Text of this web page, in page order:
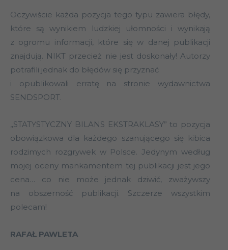
Oczywiście każda pozycja tego typu zawiera błędy,
które są wynikiem ludzkiej ułomności i wynikają
z ogromu informacji, które się w danej publikacji
znajdują. NIKT przecież nie jest doskonały! Autorzy
potrafili jednak do błędów się przyznać
i opublikowali erratę na stronie wydawnictwa
SENDSPORT.
„STATYSTYCZNY BILANS EKSTRAKLASY” to pozycja
obowiązkowa dla każdego szanującego się kibica
rodzimych rozgrywek w Polsce. Jedynym według
mojej oceny mankamentem tej publikacji jest jego
cena… co nie może jednak dziwić, zważywszy
na obszerność publikacji. Szczerze wszystkim
polecam!
RAFAŁ PAWLETA